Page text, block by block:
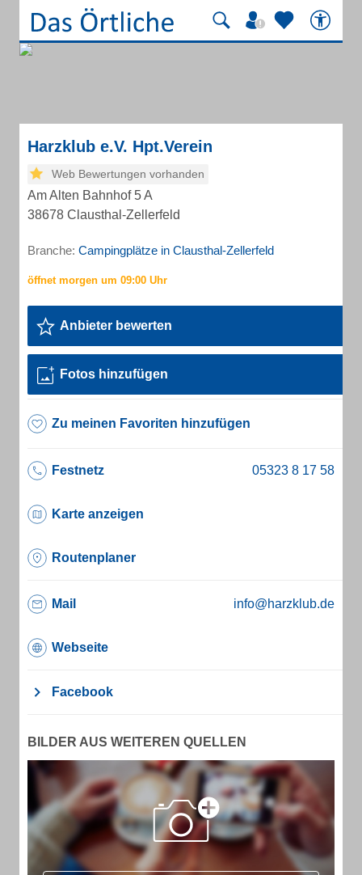
Harzklub e.V. Hpt.Verein
Web Bewertungen vorhanden
Am Alten Bahnhof 5 A
38678 Clausthal-Zellerfeld
Branche: Campingplätze in Clausthal-Zellerfeld
Anbieter bewerten
Fotos hinzufügen
Zu meinen Favoriten hinzufügen
Festnetz
Karte anzeigen
Routenplaner
Mail info@harzklub.de
Webseite
Facebook
BILDER AUS WEITEREN QUELLEN